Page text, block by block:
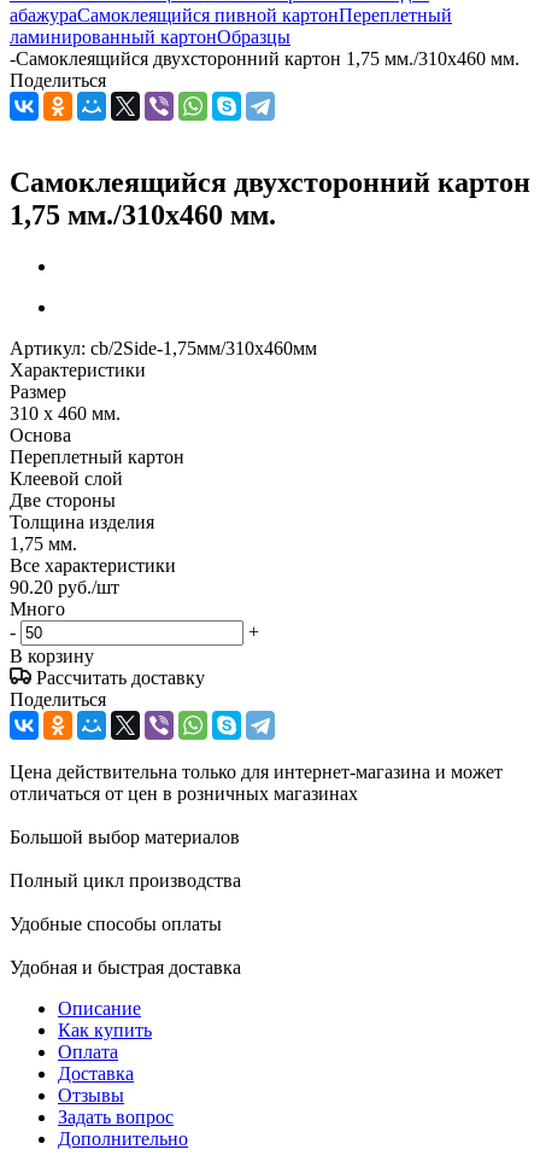
абажураСамоклеящийся пивной картонПереплетный
ламинированный картонОбразцы
-Самоклеящийся двухсторонний картон 1,75 мм./310х460 мм.
Поделиться
Самоклеящийся двухсторонний картон
1,75 мм./310х460 мм.
Артикул: cb/2Side-1,75мм/310х460мм
Характеристики
Размер
310 x 460 мм.
Основа
Переплетный картон
Клеевой слой
Две стороны
Толщина изделия
1,75 мм.
Все характеристики
90.20 руб./шт
Много
-
+
В корзину
Рассчитать доставку
Поделиться
Цена действительна только для интернет-магазина и может
отличаться от цен в розничных магазинах
Большой выбор материалов
Полный цикл производства
Удобные способы оплаты
Удобная и быстрая доставка
Описание
Как купить
Оплата
Доставка
Отзывы
Задать вопрос
Дополнительно